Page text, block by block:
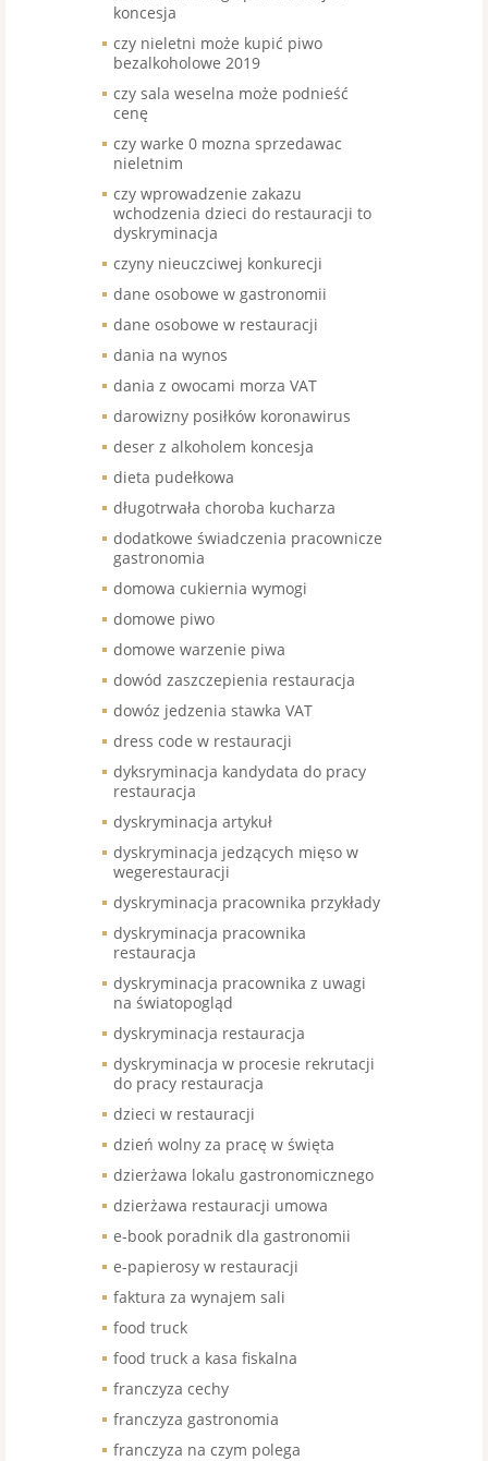
koncesja
czy nieletni może kupić piwo
bezalkoholowe 2019
czy sala weselna może podnieść
cenę
czy warke 0 mozna sprzedawac
nieletnim
czy wprowadzenie zakazu
wchodzenia dzieci do restauracji to
dyskryminacja
czyny nieuczciwej konkurecji
dane osobowe w gastronomii
dane osobowe w restauracji
dania na wynos
dania z owocami morza VAT
darowizny posiłków koronawirus
deser z alkoholem koncesja
dieta pudełkowa
długotrwała choroba kucharza
dodatkowe świadczenia pracownicze
gastronomia
domowa cukiernia wymogi
domowe piwo
domowe warzenie piwa
dowód zaszczepienia restauracja
dowóz jedzenia stawka VAT
dress code w restauracji
dyksryminacja kandydata do pracy
restauracja
dyskryminacja artykuł
dyskryminacja jedzących mięso w
wegerestauracji
dyskryminacja pracownika przykłady
dyskryminacja pracownika
restauracja
dyskryminacja pracownika z uwagi
na światopogląd
dyskryminacja restauracja
dyskryminacja w procesie rekrutacji
do pracy restauracja
dzieci w restauracji
dzień wolny za pracę w święta
dzierżawa lokalu gastronomicznego
dzierżawa restauracji umowa
e-book poradnik dla gastronomii
e-papierosy w restauracji
faktura za wynajem sali
food truck
food truck a kasa fiskalna
franczyza cechy
franczyza gastronomia
franczyza na czym polega